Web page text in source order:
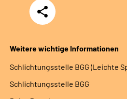
Teilen
Weitere wichtige Informationen
Schlich­tungs­stel­le BGG (Leichte
Schlich­tungs­stel­le BGG